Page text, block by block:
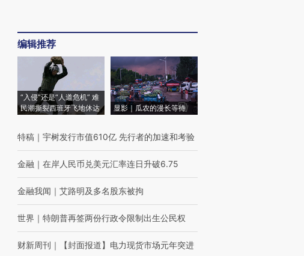
编辑推荐
“入侵”还是“人道危机” 难
民潮撕裂西班牙飞地休达
显影｜瓜农的漫长等待
特稿 ｜ 宇树发行市值610亿 先行者的加速和考验
金融 ｜ 在岸人民币兑美元汇率连日升破6.75
金融我闻 ｜ 艾路明及多名股东被拘
世界 ｜ 特朗普再签两份行政令限制出生公民权
财新周刊 ｜ 【封面报道】电力现货市场元年突进